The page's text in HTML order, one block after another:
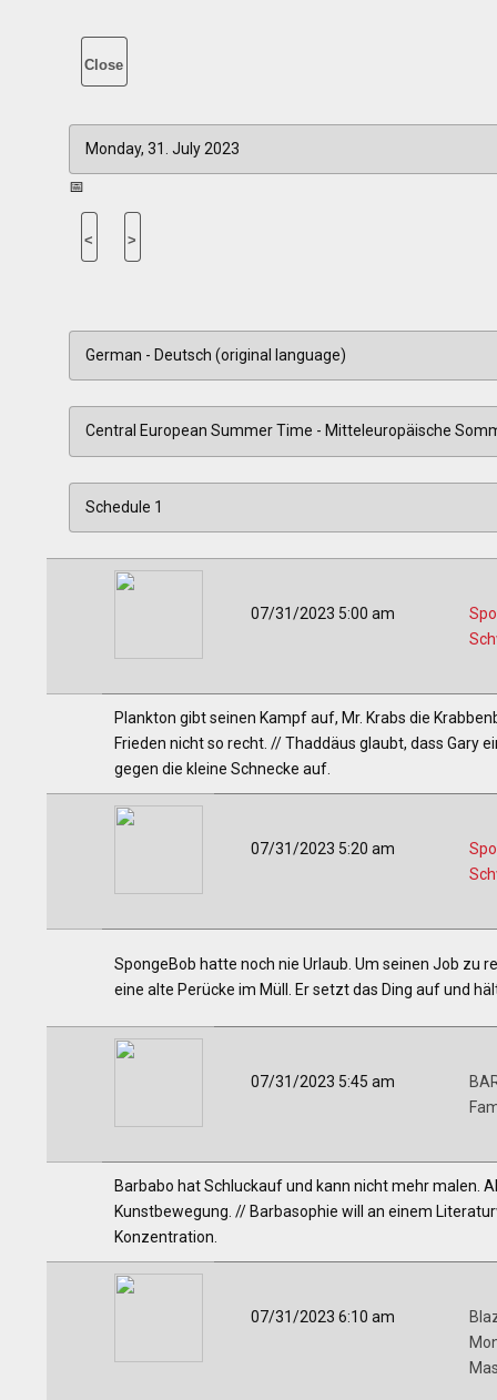
Close
📅
< >
07/31/2023 5:00 am
Plankton gibt seinen Kampf auf, Mr. Krabs die
Frieden nicht so recht. // Thaddäus glaubt, dass Gary
gegen die kleine Schnecke auf.
07/31/2023 5:20 am
SpongeBob hatte noch nie Urlaub. Um seinen Job zu
eine alte Perücke im Müll. Er setzt das Ding auf und
07/31/2023 5:45 am
Barbabo hat Schluckauf und kann nicht mehr malen.
Kunstbewegung. // Barbasophie will an einem
Konzentration.
07/31/2023 6:10 am